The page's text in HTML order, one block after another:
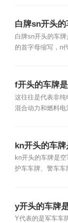
白牌sn开头的
白牌sn开头的车
的首字母缩写，n
f开头的车牌
这往往是代表非
混合动力和燃料电
kn开头的车
kn开头的车牌是
护车车牌、警车车
y开头的车牌
Y代表的是军车车